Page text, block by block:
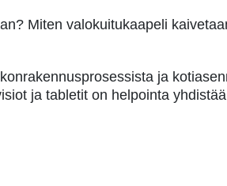
Miten valokuitukaapeli
ja
ja tabletit on helpointa